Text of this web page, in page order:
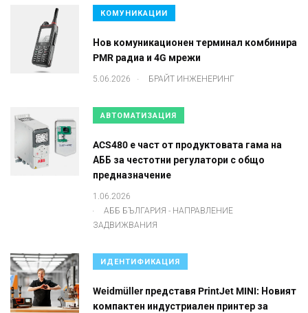
КОМУНИКАЦИИ
Нов комуникационен терминал комбинира
PMR радиа и 4G мрежи
5.06.2026 . БРАЙТ ИНЖЕНЕРИНГ
АВТОМАТИЗАЦИЯ
ACS480 е част от продуктовата гама на
АББ за честотни регулатори с общо
предназначение
1.06.2026
.
АББ БЪЛГАРИЯ - НАПРАВЛЕНИЕ
ЗАДВИЖВАНИЯ
ИДЕНТИФИКАЦИЯ
Weidmüller представя PrintJet MINI: Новият
компактен индустриален принтер за